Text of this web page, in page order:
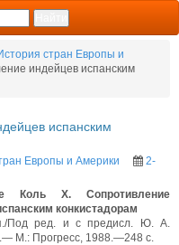
стран Европы и
индейцев испанским
испанским
Европы и Америки
2-
Коль X. Сопротивление
конкистадорам
Под ред. и с предисл. Ю. А.
М.: Прогресс, 1988.—248 с.